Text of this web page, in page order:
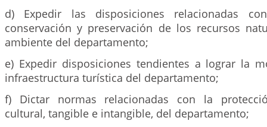
d) Expedir las disposiciones relacionadas
conservación y preservación de los recursos
ambiente del departamento;
e) Expedir disposiciones tendientes a lograr la
infraestructura turística del departamento;
f) Dictar normas relacionadas con la
cultural, tangible e intangible, del departamento;